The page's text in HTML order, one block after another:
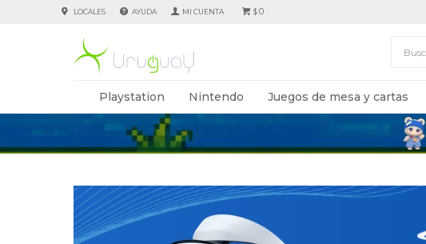
Playstation Nintendo Juegos de mesa y cartas
$0
LOCALES AYUDA